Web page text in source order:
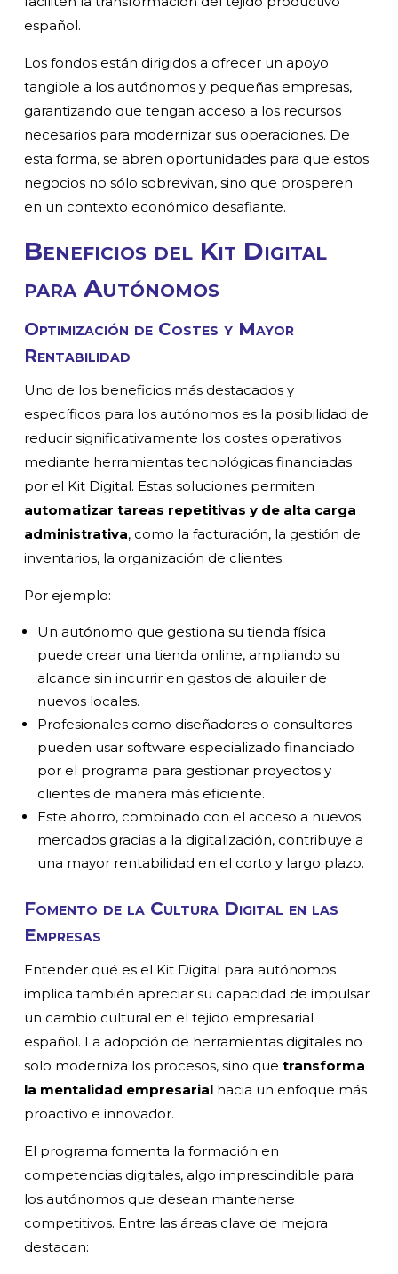
español.
Los fondos están dirigidos a ofrecer un apoyo
tangible a los autónomos y pequeñas empresas,
garantizando que tengan acceso a los recursos
necesarios para modernizar sus operaciones. De
esta forma, se abren oportunidades para que estos
negocios no sólo sobrevivan, sino que prosperen
en un contexto económico desafiante.
Beneficios del Kit Digital
para Autónomos
Optimización de Costes y Mayor
Rentabilidad
Uno de los beneficios más destacados y
específicos para los autónomos es la posibilidad de
reducir significativamente los costes operativos
mediante herramientas tecnológicas financiadas
por el Kit Digital. Estas soluciones permiten
automatizar tareas repetitivas y de alta carga
administrativa, como la facturación, la gestión de
inventarios, la organización de clientes.
Por ejemplo:
Un autónomo que gestiona su tienda física
puede crear una tienda online, ampliando su
alcance sin incurrir en gastos de alquiler de
nuevos locales.
Profesionales como diseñadores o consultores
pueden usar software especializado financiado
por el programa para gestionar proyectos y
clientes de manera más eficiente.
Este ahorro, combinado con el acceso a nuevos
mercados gracias a la digitalización, contribuye a
una mayor rentabilidad en el corto y largo plazo.
Fomento de la Cultura Digital en las
Empresas
Entender qué es el Kit Digital para autónomos
implica también apreciar su capacidad de impulsar
un cambio cultural en el tejido empresarial
español. La adopción de herramientas digitales no
solo moderniza los procesos, sino quetransforma
la mentalidad empresarial hacia un enfoque más
proactivo e innovador.
El programa fomenta la formación en
competencias digitales, algo imprescindible para
los autónomos que desean mantenerse
competitivos. Entre las áreas clave de mejora
destacan: